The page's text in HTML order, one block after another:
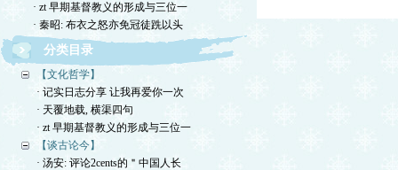
· zt 早期基督教义的形成与三位一
· 秦昭: 布衣之怒亦免冠徒跣以头
分类目录
【文化哲学】
· 记实日志分享 让我再爱你一次
· 天覆地载, 横渠四句
· zt 早期基督教义的形成与三位一
【谈古论今】
· 汤安: 评论2cents的＂中国人长